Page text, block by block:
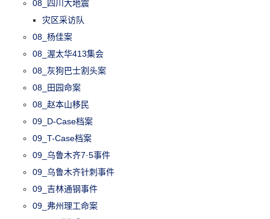
08_四川大地震
灾区采访队
08_杨佳案
08_渥太华413集会
08_灰狗巴士割头案
08_田园命案
08_赵本山移民
09_D-Case档案
09_T-Case档案
09_乌鲁木齐7·5事件
09_乌鲁木齐针刺事件
09_吉林通钢事件
09_弗州理工命案